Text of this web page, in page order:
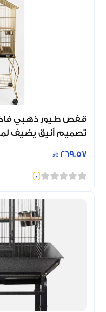
قفص طيور ذهبي
تصميم أنيق يضيف
269.57
(
0
)